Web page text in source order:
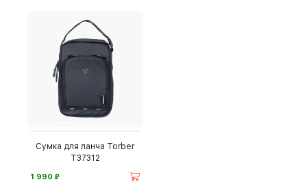
Сумка для ланча Torber
T37312
1 990 ⃏